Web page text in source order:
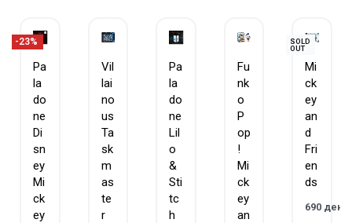
-23%
Pa
la
do
ne
Di
sn
ey
Mi
ck
ey
Vil
lai
no
us
Ta
sk
m
as
te
r
Pa
la
do
ne
Lil
o
&
Sti
tc
h
Fu
nk
o
P
op
!
Mi
ck
ey
an
SOLD
OUT
Mi
ck
ey
an
d
Fri
en
ds
690 ден